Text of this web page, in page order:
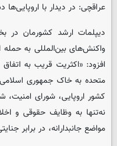
عراقچی: در دیدار با
دیپلمات ارشد کشورمان در
واکنش‌های بین‌المللی به
افزود: «اکثریت قریب به
متحده به خاک جمهوری اسلامی
کشور اروپایی، شورای
نه‌تنها به وظایف حقوقی و
مواضع جانبدارانه، در برابر